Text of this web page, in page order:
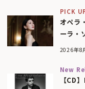
PICK
オペラ
ーラ・
2026年8
New
【CD